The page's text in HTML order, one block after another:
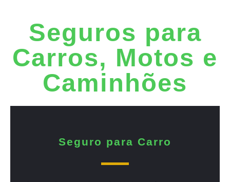
Seguros para
Carros, Motos e
Caminhões
Seguro para Carro